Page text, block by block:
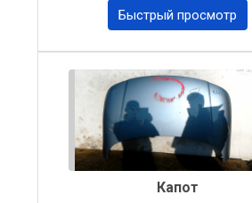
Быстрый просмотр
Капот